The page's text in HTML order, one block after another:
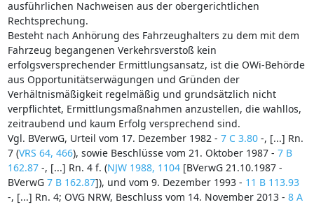
ausführlichen Nachweisen aus der obergerichtlichen
Rechtsprechung.
Besteht nach Anhörung des Fahrzeughalters zu dem mit dem
Fahrzeug begangenen Verkehrsverstoß kein
erfolgsversprechender Ermittlungsansatz, ist die OWi-Behörde
aus Opportunitätserwägungen und Gründen der
Verhältnismäßigkeit regelmäßig und grundsätzlich nicht
verpflichtet, Ermittlungsmaßnahmen anzustellen, die wahllos,
zeitraubend und kaum Erfolg versprechend sind.
Vgl. BVerwG, Urteil vom 17. Dezember 1982 - 7 C 3.80-, [...] Rn.
7 (VRS 64, 466), sowie Beschlüsse vom 21. Oktober 1987 - 7 B
162.87-, [...] Rn. 4 f. (NJW 1988, 1104[BVerwG 21.10.1987 -
BVerwG 7 B 162.87]), und vom 9. Dezember 1993 - 11 B 113.93
-, [...] Rn. 4; OVG NRW, Beschluss vom 14. November 2013 - 8 A